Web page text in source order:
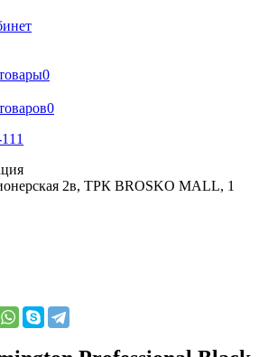
0
0
2в, ТРК BROSKO MALL, 1